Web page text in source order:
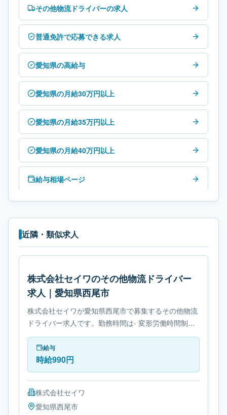
その他物流ドライバーの求人
普通免許で応募できる求人
愛知県の高給与
愛知県の月給30万円以上
愛知県の月給35万円以上
愛知県の月給40万円以上
給与相場ページ
近隣・類似求人
株式会社セイワのその他物流ドライバー
求人｜愛知県西尾市
株式会社セイワが愛知県西尾市で募集するその他物流
ドライバー求人です。勤務時間は- 変形労働時間制で
す。必要免許は- 免許取得制度ありです。
給与
時給990円
株式会社セイワ
愛知県西尾市